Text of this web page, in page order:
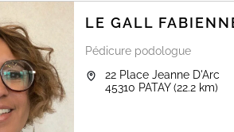
LE GALL
Pédicure podologue
22 Place Jeanne D'Arc
45310 PATAY (22.2 km)